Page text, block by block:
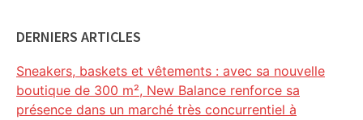
DERNIERS ARTICLES
Sneakers, baskets et vêtements : avec sa nouvelle
boutique de 300 m², New Balance renforce sa
présence dans un marché très concurrentiel à